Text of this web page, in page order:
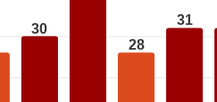
30
28
31